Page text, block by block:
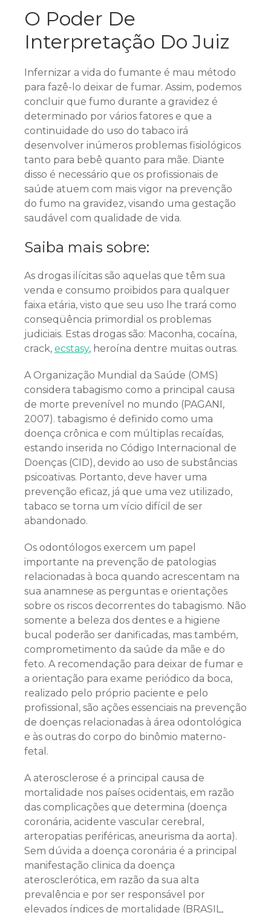
O Poder De
Interpretação Do Juiz
Infernizar a vida do fumante é mau método
para fazê-lo deixar de fumar. Assim, podemos
concluir que fumo durante a gravidez é
determinado por vários fatores e que a
continuidade do uso do tabaco irá
desenvolver inúmeros problemas fisiológicos
tanto para bebê quanto para mãe. Diante
disso é necessário que os profissionais de
saúde atuem com mais vigor na prevenção
do fumo na gravidez, visando uma gestação
saudável com qualidade de vida.
Saiba mais sobre:
As drogas ilícitas são aquelas que têm sua
venda e consumo proibidos para qualquer
faixa etária, visto que seu uso lhe trará como
conseqüência primordial os problemas
judiciais. Estas drogas são: Maconha, cocaína,
crack, ecstasy, heroína dentre muitas outras.
A Organização Mundial da Saúde (OMS)
considera tabagismo como a principal causa
de morte prevenível no mundo (PAGANI,
2007). tabagismo é definido como uma
doença crônica e com múltiplas recaídas,
estando inserida no Código Internacional de
Doenças (CID), devido ao uso de substâncias
psicoativas. Portanto, deve haver uma
prevenção eficaz, já que uma vez utilizado,
tabaco se torna um vício difícil de ser
abandonado.
Os odontólogos exercem um papel
importante na prevenção de patologias
relacionadas à boca quando acrescentam na
sua anamnese as perguntas e orientações
sobre os riscos decorrentes do tabagismo. Não
somente a beleza dos dentes e a higiene
bucal poderão ser danificadas, mas também,
comprometimento da saúde da mãe e do
feto. A recomendação para deixar de fumar e
a orientação para exame periódico da boca,
realizado pelo próprio paciente e pelo
profissional, são ações essenciais na prevenção
de doenças relacionadas à área odontológica
e às outras do corpo do binômio materno-
fetal.
A aterosclerose é a principal causa de
mortalidade nos países ocidentais, em razão
das complicações que determina (doença
coronária, acidente vascular cerebral,
arteropatias periféricas, aneurisma da aorta).
Sem dúvida a doença coronária é a principal
manifestação clinica da doença
aterosclerótica, em razão da sua alta
prevalência e por ser responsável por
elevados índices de mortalidade (BRASIL,